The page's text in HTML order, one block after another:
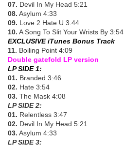
07. Devil In My Head 5:21
08. Asylum 4:33
09. Love 2 Hate U 3:44
10. A Song To Slit Your Wrists By 3:54
EXCLUSIVE iTunes Bonus Track
11. Boiling Point 4:09
Double gatefold LP version
LP SIDE 1:
01. Branded 3:46
02. Hate 3:54
03. The Mask 4:08
LP SIDE 2:
01. Relentless 3:47
02. Devil In My Head 5:21
03. Asylum 4:33
LP SIDE 3: